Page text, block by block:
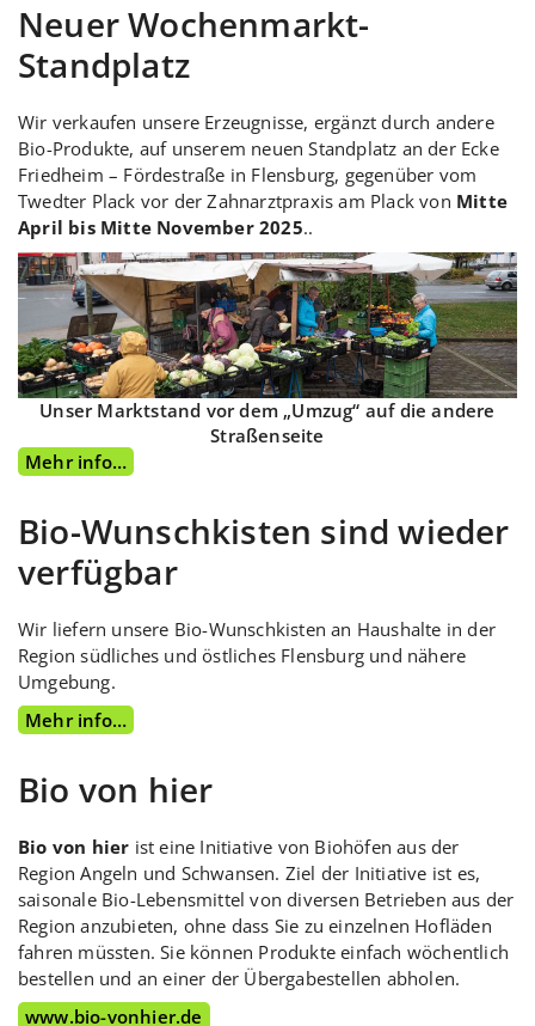
Neuer Wochenmarkt-
Standplatz
Wir verkaufen unsere Erzeugnisse, ergänzt durch andere
Bio-Produkte, auf unserem neuen Standplatz an der Ecke
Friedheim – Fördestraße in Flensburg, gegenüber vom
Twedter Plack vor der Zahnarztpraxis am Plack von Mitte
April bis Mitte November 2025..
Unser Marktstand vor dem „Umzug“ auf die andere
Straßenseite
Mehr info…
Bio-Wunschkisten sind wieder
verfügbar
Wir liefern unsere Bio-Wunschkisten an Haushalte in der
Region südliches und östliches Flensburg und nähere
Umgebung.
Mehr info…
Bio von hier
Bio von hier ist eine Initiative von Biohöfen aus der
Region Angeln und Schwansen. Ziel der Initiative ist es,
saisonale Bio-Lebensmittel von diversen Betrieben aus der
Region anzubieten, ohne dass Sie zu einzelnen Hofläden
fahren müssten. Sie können Produkte einfach wöchentlich
bestellen und an einer der Übergabestellen abholen.
www.bio-vonhier.de